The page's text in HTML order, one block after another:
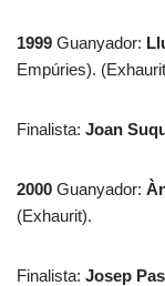
1999 Guanyador:
Empúries).
Finalista: Joan
2000 Guanyador:
(Exhaurit).
Finalista: Josep